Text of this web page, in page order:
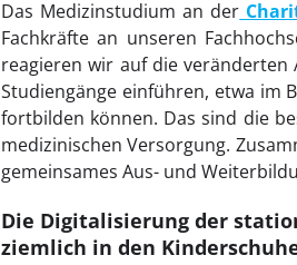
Das Medizinstudium an der
Fachkräfte an unseren
reagieren wir auf die
Studiengänge einführen, etwa im
fortbilden können. Das sind die
medizinischen Versorgung.
gemeinsames Aus- und
Die Digitalisierung der
ziemlich in den